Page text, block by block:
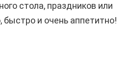
стола, праздников или
быстро и очень аппетитно!